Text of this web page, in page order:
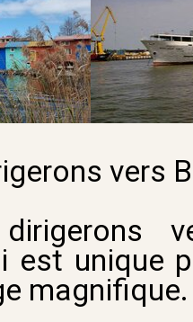
vers
est unique
magnifique.